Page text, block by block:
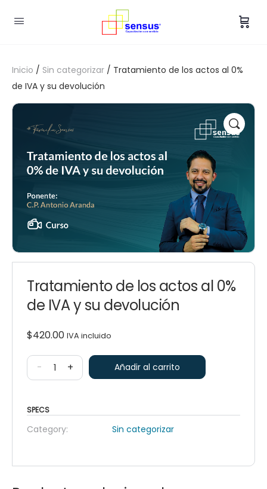
Inicio / Sin categorizar / Tratamiento de los actos al 0%
de IVA y su devolución
Tratamiento de los actos al 0%
de IVA y su devolución
$420.00 IVA incluido
- + Añadir al carrito
SPECS
Category: Sin categorizar